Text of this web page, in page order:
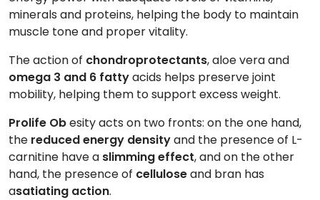
minerals and proteins, helping the body to maintain
muscle tone and proper vitality.
The action of chondroprotectants, aloe vera and
omega 3 and 6 fattyacids helps preserve joint
mobility, helping them to support excess weight.
Prolife Obesity acts on two fronts: on the one hand,
the reduced energy densityand the presence of L-
carnitine have a slimming effect, and on the other
hand, the presence of celluloseand bran has
asatiating action.